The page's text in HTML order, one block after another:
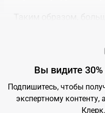
Вы видите
Подпишитесь, чтобы
экспертному